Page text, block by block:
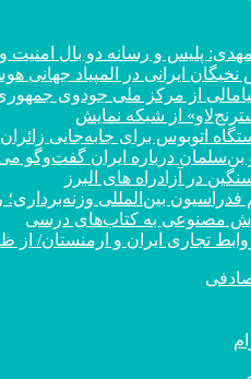
پلیس و رسانه دو بال امنیت
ایرانی در المپیاد جهانی هوش
از مرکز ملی جودوی
از شبکه نمایش
درباره ایران گفت‌و‌گو
در آزادراه های البرز
فدراسیون بین‌المللی
مصنوعی به کتاب‌های درسی
تجاری ایران و ارمنستان/ از